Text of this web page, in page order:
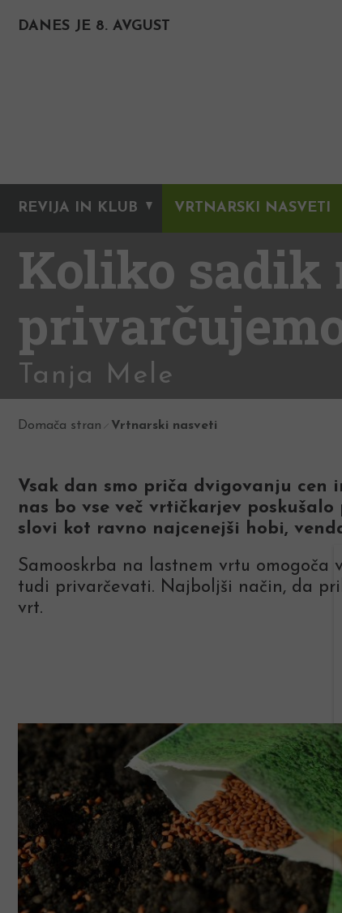
DANES JE 8. AVGUST
REVIJA IN KLUB VRTNARSKI NASVETI
Koliko sadik
Tanja Mele
Domača stran Vrtnarski nasveti
Vsak dan smo priča dvigovanju cen
nas bo vse več vrtičkarjev
slovi kot ravno najcenejši hobi,
Samooskrba na lastnem vrtu
tudi privarčevati. Najboljši način, da
vrt.